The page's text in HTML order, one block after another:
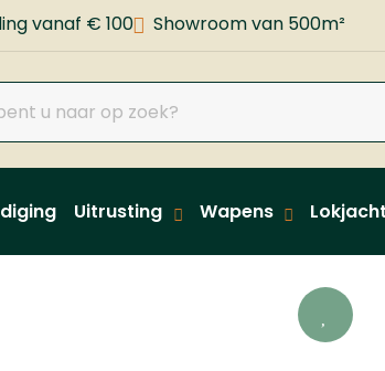
vanaf € 100 Showroom van 500m²
Uitrusting Wapens Lokjacht